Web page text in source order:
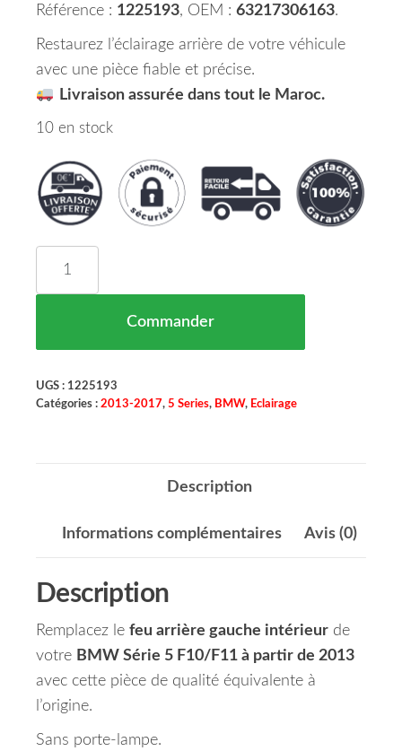
Référence : 1225193, OEM : 63217306163.
Restaurez l’éclairage arrière de votre véhicule
avec une pièce fiable et précise.
Livraison assurée dans tout le Maroc.
10 en stock
Commander
UGS : 1225193
Catégories : 2013-2017, 5 Series, BMW, Eclairage
Description
Informations complémentaires Avis (0)
Description
Remplacez le feu arrière gauche intérieur de
votre BMW Série 5 F10/F11 à partir de 2013
avec cette pièce de qualité équivalente à
l’origine.
Sans porte-lampe.